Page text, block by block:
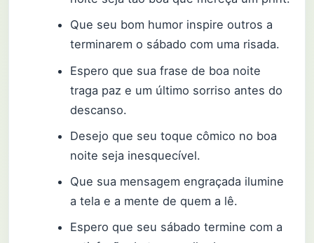
Que seu bom humor inspire outros a
terminarem o sábado com uma risada.
Espero que sua frase de boa noite
traga paz e um último sorriso antes do
descanso.
Desejo que seu toque cômico no boa
noite seja inesquecível.
Que sua mensagem engraçada ilumine
a tela e a mente de quem a lê.
Espero que seu sábado termine com a